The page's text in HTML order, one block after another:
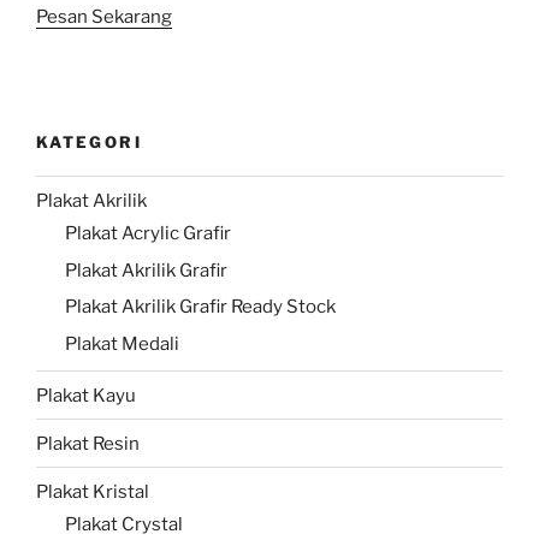
Pesan Sekarang
KATEGORI
Plakat Akrilik
Plakat Acrylic Grafir
Plakat Akrilik Grafir
Plakat Akrilik Grafir Ready Stock
Plakat Medali
Plakat Kayu
Plakat Resin
Plakat Kristal
Plakat Crystal